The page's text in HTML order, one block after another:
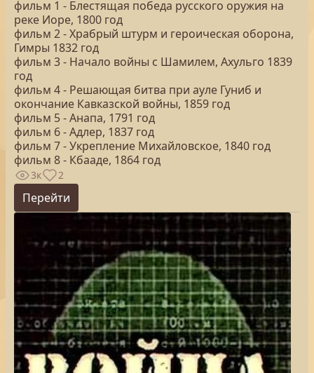
фильм 1 - Блестящая победа русского оружия на
реке Иоре, 1800 год
фильм 2 - Храбрый штурм и героическая оборона,
Гимры 1832 год
фильм 3 - Начало войны с Шамилем, Ахульго 1839
год
фильм 4 - Решающая битва при ауле Гуниб и
окончание Кавказской войны, 1859 год
фильм 5 - Анапа, 1791 год
фильм 6 - Адлер, 1837 год
фильм 7 - Укрепление Михайловское, 1840 год
фильм 8 - Кбааде, 1864 год
3к 2
Перейти